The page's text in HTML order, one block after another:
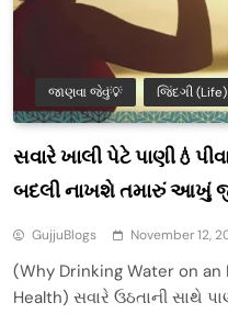
જાણવા જેવું💡 જિંદગી (Life)
સવારે ખાલી પેટે
બદલી નાખશે તમારું આખું
GujjuBlogs November 12,
(Why Drinking Water on
Health) સવારે ઉઠતાની સાથે